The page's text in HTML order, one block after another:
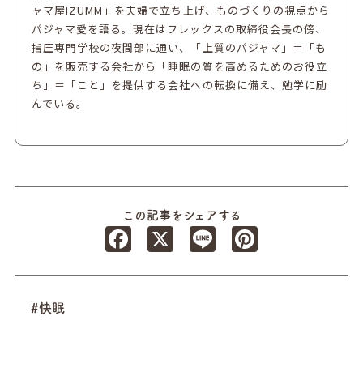
ャマ屋IZUMM」を夫婦で立ち上げ、ものづくりの視点から
パジャマ愛を語る。現在はフレックスの取締役会長の傍、
指圧専門学校の夜間部に通い、「上質のパジャマ」＝「も
の」を販売する会社から「睡眠の質を高めるためのお役立
ち」＝「こと」を提供する会社への転換に備え、勉学に励
んでいる。
この記事をシェアする
Facebook
Line
#快眠